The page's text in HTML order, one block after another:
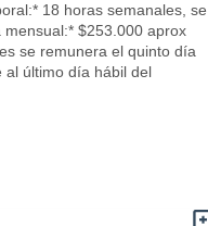
18 horas semanales, se
$253.000 aprox
se remunera el quinto día
al último día hábil del